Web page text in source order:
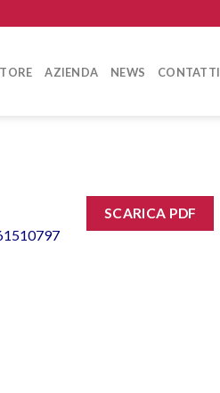
AZIENDA NEWS CONTATTI
SCARICA PDF